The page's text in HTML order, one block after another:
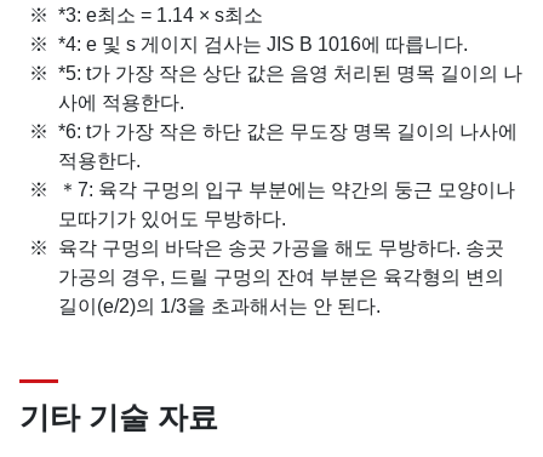
*3: e최소 = 1.14 × s최소
*4: e 및 s 게이지 검사는 JIS B 1016에 따릅니다.
*5: t가 가장 작은 상단 값은 음영 처리된 명목 길이의 나
사에 적용한다.
*6: t가 가장 작은 하단 값은 무도장 명목 길이의 나사에
적용한다.
＊7: 육각 구멍의 입구 부분에는 약간의 둥근 모양이나
모따기가 있어도 무방하다.
육각 구멍의 바닥은 송곳 가공을 해도 무방하다. 송곳
가공의 경우, 드릴 구멍의 잔여 부분은 육각형의 변의
길이(e/2)의 1/3을 초과해서는 안 된다.
기타 기술 자료